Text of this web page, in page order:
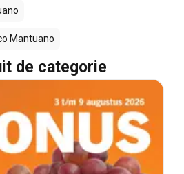
Mantuano
de categorie